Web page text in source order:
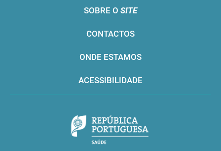
SOBRE O SITE
CONTACTOS
ONDE ESTAMOS
ACESSIBILIDADE